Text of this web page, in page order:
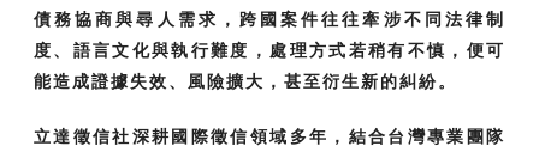
債務協商與尋人需求，跨國案件往往牽涉不同法律制
度、語言文化與執行難度，處理方式若稍有不慎，便可
能造成證據失效、風險擴大，甚至衍生新的糾紛。
立達徵信社深耕國際徵信領域多年，結合台灣專業團隊